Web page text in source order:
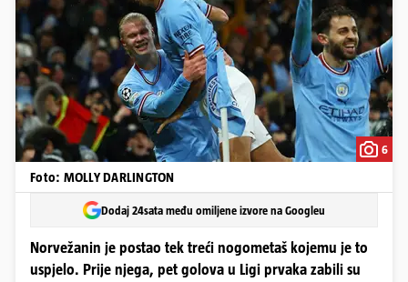
6
Foto: MOLLY DARLINGTON
Dodaj 24sata među omiljene izvore na Googleu
Norvežanin je postao tek treći nogometaš kojemu je to
uspjelo. Prije njega, pet golova u Ligi prvaka zabili su